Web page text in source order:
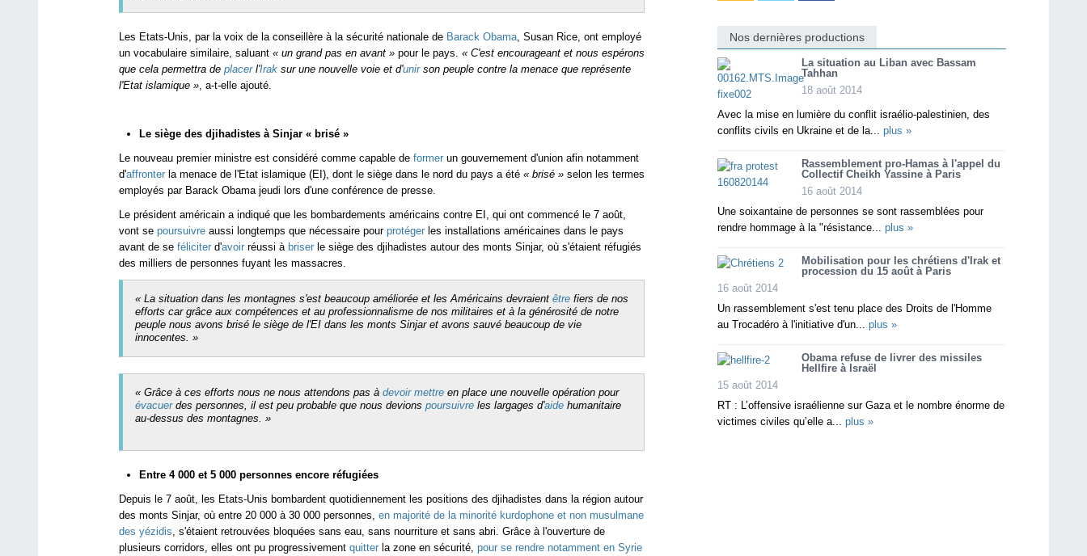
Les Etats-Unis, par la voix de la conseillère à la sécurité nationale de Barack Obama , Susan Rice, ont employé
un vocabulaire similaire, saluant « un grand pas en avant » pour le pays. « C'est encourageant et nous espérons
que cela permettra de placerl'Irak sur une nouvelle voie et d'unirson peuple contre la menace que représente
l'Etat islamique » , a-t-elle ajouté.
Le siège des djihadistes à Sinjar « brisé »
Le nouveau premier ministre est considéré comme capable de former un gouvernement d'union afin notamment
d'affronter la menace de l'Etat islamique (EI), dont le siège dans le nord du pays a été « brisé » selon les termes
employés par Barack Obama jeudi lors d'une conférence de presse.
Le président américain a indiqué que les bombardements américains contre EI, qui ont commencé le 7 août,
vont se poursuivre aussi longtemps que nécessaire pour protéger les installations américaines dans le pays
avant de se féliciter d'avoir réussi à briser le siège des djihadistes autour des monts Sinjar, où s'étaient réfugiés
des milliers de personnes fuyant les massacres.
« La situation dans les montagnes s'est beaucoup améliorée et les Américains devraient être fiers de nos
efforts car grâce aux compétences et au professionnalisme de nos militaires et à la générosité de notre
peuple nous avons brisé le siège de l'EI dans les monts Sinjar et avons sauvé beaucoup de vie
innocentes. »
« Grâce à ces efforts nous ne nous attendons pas à devoir mettre en place une nouvelle opération pour
évacuerdes personnes, il est peu probable que nous devions poursuivre les largages d'aide humanitaire
au-dessus des montagnes. »
Entre 4 000 et 5 000 personnes encore réfugiées
Depuis le 7 août, les Etats-Unis bombardent quotidiennement les positions des djihadistes dans la région autour
des monts Sinjar, où entre 20 000 à 30 000 personnes, en majorité de la minorité kurdophone et non musulmane
des yézidis , s'étaient retrouvées bloquées sans eau, sans nourriture et sans abri. Grâce à l'ouverture de
plusieurs corridors, elles ont pu progressivement quitter la zone en sécurité, pour se rendre notamment en Syrie
Nos dernières productions
La situation au Liban avec Bassam
Tahhan
18 août 2014
Avec la mise en lumière du conflit israélio-palestinien, des
conflits civils en Ukraine et de la... plus »
Rassemblement pro-Hamas à l'appel du
Collectif Cheikh Yassine à Paris
16 août 2014
Une soixantaine de personnes se sont rassemblées pour
rendre hommage à la "résistance... plus »
Mobilisation pour les chrétiens d'Irak et
procession du 15 août à Paris
16 août 2014
Un rassemblement s'est tenu place des Droits de l'Homme
au Trocadéro à l'initiative d'un... plus »
Obama refuse de livrer des missiles
Hellfire à Israël
15 août 2014
RT : L’offensive israélienne sur Gaza et le nombre énorme de
victimes civiles qu’elle a... plus »